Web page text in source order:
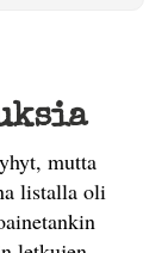
mutta
listalla oli